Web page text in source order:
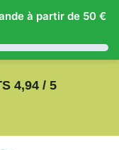
à partir de 50 €
4,94 / 5